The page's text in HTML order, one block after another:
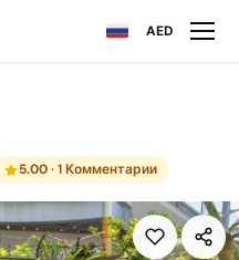
AED
5.00· 1 Комментарии